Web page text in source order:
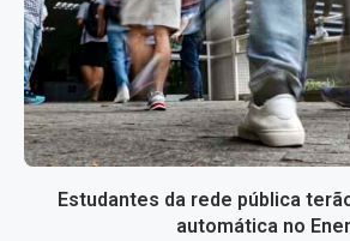
Estudantes da rede pública
automática no